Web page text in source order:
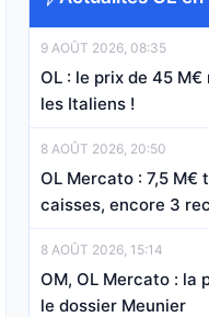
9 AOÛT 2026, 08:35
OL : le prix de 45
les Italiens !
8 AOÛT 2026, 20:50
OL Mercato : 7,5 M€
caisses, encore 3
8 AOÛT 2026, 15:14
OM, OL Mercato : la
le dossier Meunier